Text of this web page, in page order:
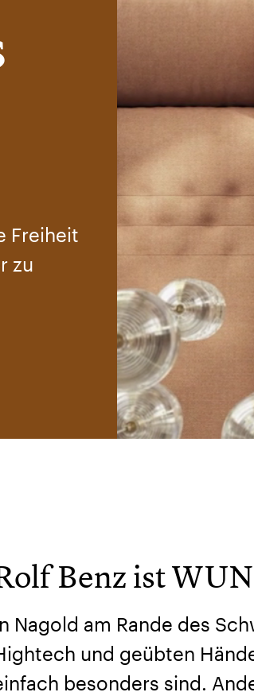
Freiheit
zu
Benz ist
Nagold am Rande des
und geübten
besonders sind.